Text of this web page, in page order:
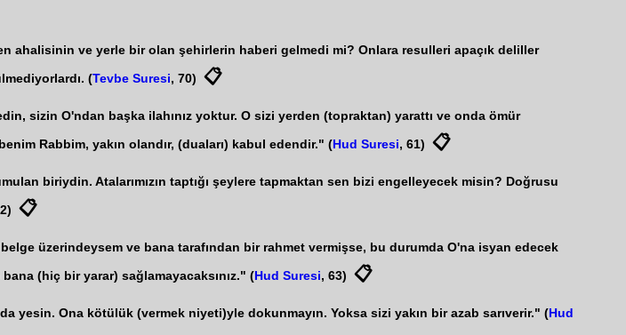
ahalisinin ve yerle bir olan şehirlerin haberi gelmedi mi? Onlara resulleri apaçık deliller
(Tevbe Suresi, 70) 📋
sizin O'ndan başka ilahınız yoktur. O sizi yerden (topraktan) yarattı ve onda ömür
Rabbim, yakın olandır, (duaları) kabul edendir." (Hud Suresi, 61) 📋
biriydin. Atalarımızın taptığı şeylere tapmaktan sen bizi engelleyecek misin? Doğrusu
📋
üzerindeysem ve bana tarafından bir rahmet vermişse, bu durumda O'na isyan edecek
(hiç bir yarar) sağlamayacaksınız." (Hud Suresi, 63) 📋
yesin. Ona kötülük (vermek niyeti)yle dokunmayın. Yoksa sizi yakın bir azab sarıverir." (Hud